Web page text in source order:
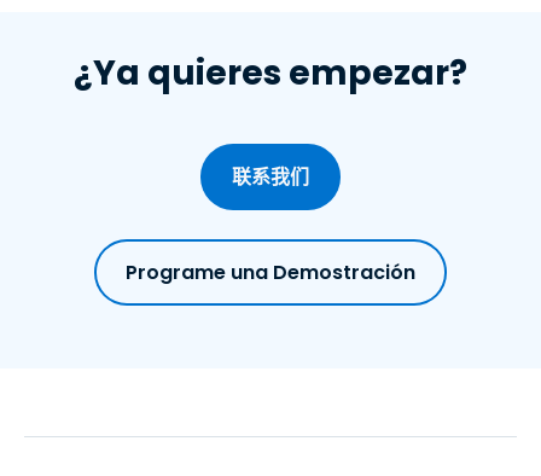
¿Ya quieres empezar?
联系我们
Programe una Demostración